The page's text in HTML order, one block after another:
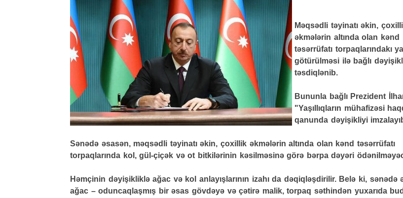
Məqsədli təyinatı əkin,
əkmələrin altında olan kənd
təsərrüfatı torpaqlarındakı
götürülməsi ilə bağlı
təsdiqlənib.
Bununla bağlı Prezident
"Yaşıllıqların mühafizəsi
qanunda dəyişikliyi
Sənədə əsasən, məqsədli təyinatı əkin, çoxillik əkmələrin altında olan kənd təsərrüfatı
torpaqlarında kol, gül-çiçək və ot bitkilərinin kəsilməsinə görə bərpa dəyəri
Həmçinin dəyişikliklə ağac və kol anlayışlarının izahı da dəqiqləşdirilir. Belə ki, sənədə
ağac – oduncaqlaşmış bir əsas gövdəyə və çətirə malik, torpaq səthindən yuxarıda